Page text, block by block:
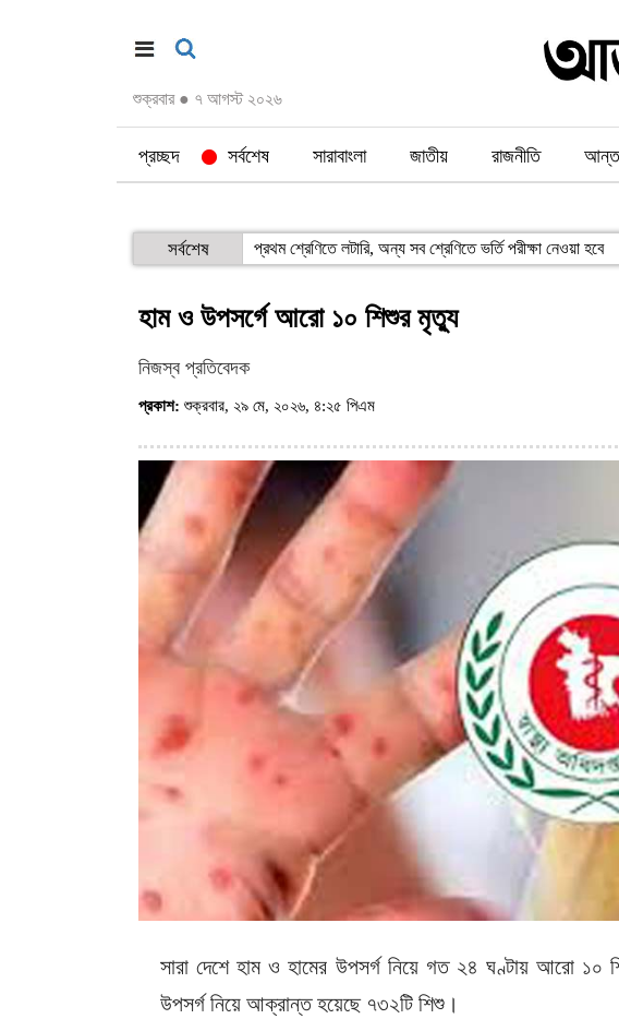
শুক্রবার ● ৭ আগস্ট ২০২৬
প্রচ্ছদ সর্বশেষ সারাবাংলা জাতীয় রাজনীতি
সর্বশেষ প্রথম শ্রেণিতে লটারি, অন্য সব শ্রেণিতে ভর্তি পরীক্ষা নেওয়া হবে
হাম ও উপসর্গে আরো ১০ শিশুর মৃত্যু
নিজস্ব প্রতিবেদক
প্রকাশ: শুক্রবার, ২৯ মে, ২০২৬, ৪:২৫ পিএম
সারা দেশে হাম ও হামের উপসর্গ নিয়ে গত ২৪ ঘণ্টায় আরো
উপসর্গ নিয়ে আক্রান্ত হয়েছে ৭৩২টি শিশু।